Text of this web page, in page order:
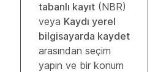
tabanlı kayıt (NBR)
veya Kaydı yerel
bilgisayarda kaydet
arasından seçim
yapın ve bir konum